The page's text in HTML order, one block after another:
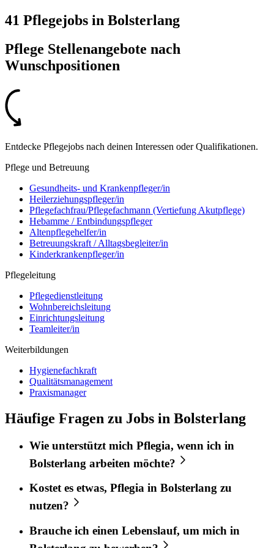
41 Pflegejobs in Bolsterlang
Pflege Stellenangebote nach
Wunschpositionen
Entdecke Pflegejobs nach deinen Interessen oder Qualifikationen.
Pflege und Betreuung
Gesundheits- und Krankenpfleger/in
Heilerziehungspfleger/in
Pflegefachfrau/Pflegefachmann (Vertiefung Akutpflege)
Hebamme / Entbindungspfleger
Altenpflegehelfer/in
Betreuungskraft / Alltagsbegleiter/in
Kinderkrankenpfleger/in
Pflegeleitung
Pflegedienstleitung
Wohnbereichsleitung
Einrichtungsleitung
Teamleiter/in
Weiterbildungen
Hygienefachkraft
Qualitätsmanagement
Praxismanager
Häufige Fragen zu Jobs in Bolsterlang
Wie unterstützt mich Pflegia, wenn ich in
Bolsterlang arbeiten möchte?
Kostet es etwas, Pflegia in Bolsterlang zu
nutzen?
Brauche ich einen Lebenslauf, um mich in